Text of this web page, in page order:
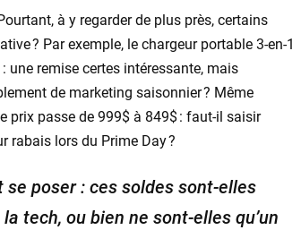
à y regarder de plus près, certains
? Par exemple, le chargeur portable 3-en-1
une remise certes intéressante, mais
de marketing saisonnier ? Même
prix passe de 999$ à 849$ : faut-il saisir
rabais lors du Prime Day ?
poser : ces soldes sont-elles
tech, ou bien ne sont-elles qu’un